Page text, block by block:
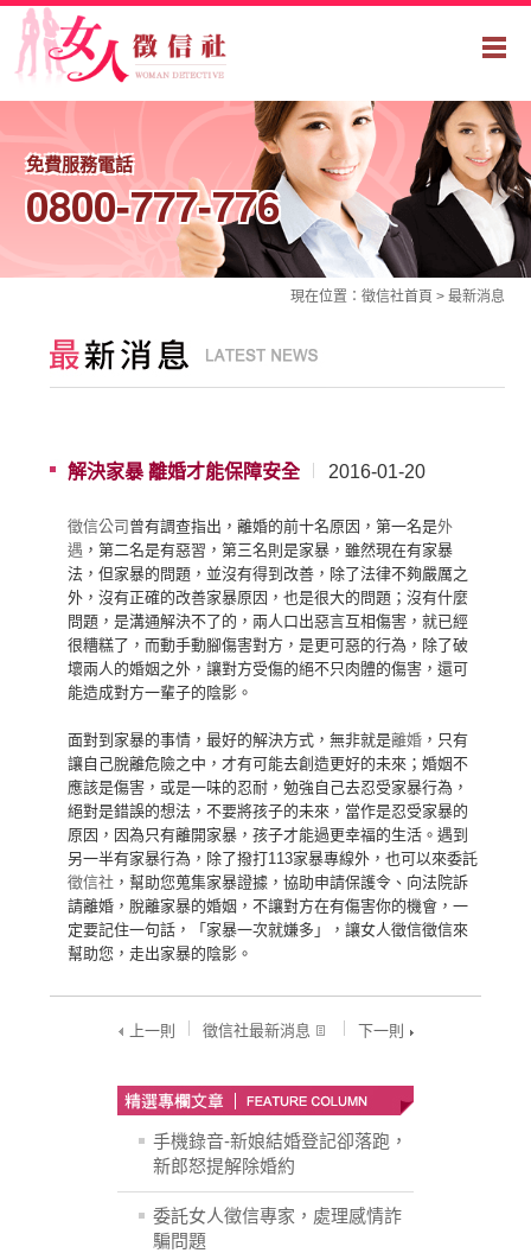
免費服務電話
0800-777-776
現在位置： 徵信社首頁 > 最新消息
解決家暴 離婚才能保障安全 2016-01-20
徵信公司 曾有調查指出，離婚的前十名原因，第一名是外
遇 ，第二名是有惡習，第三名則是家暴，雖然現在有家暴
法，但家暴的問題，並沒有得到改善，除了法律不夠嚴厲之
外，沒有正確的改善家暴原因，也是很大的問題；沒有什麼
問題，是溝通解決不了的，兩人口出惡言互相傷害，就已經
很糟糕了，而動手動腳傷害對方，是更可惡的行為，除了破
壞兩人的婚姻之外，讓對方受傷的絕不只肉體的傷害，還可
能造成對方一輩子的陰影。
面對到家暴的事情，最好的解決方式，無非就是離婚 ，只有
讓自己脫離危險之中，才有可能去創造更好的未來；婚姻不
應該是傷害，或是一味的忍耐，勉強自己去忍受家暴行為，
絕對是錯誤的想法，不要將孩子的未來，當作是忍受家暴的
原因，因為只有離開家暴，孩子才能過更幸福的生活。遇到
另一半有家暴行為，除了撥打113家暴專線外，也可以來委託
徵信社 ，幫助您蒐集家暴證據，協助申請保護令、向法院訴
請離婚，脫離家暴的婚姻，不讓對方在有傷害你的機會，一
定要記住一句話，「家暴一次就嫌多」，讓女人徵信徵信來
幫助您，走出家暴的陰影。
上一則 徵信社最新消息 下一則
手機錄音-新娘結婚登記卻落跑，
新郎怒提解除婚約
委託女人徵信專家，處理感情詐
騙問題